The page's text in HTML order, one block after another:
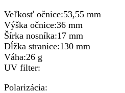
Veľkosť očnice:53,55 mm
Výška očnice:36 mm
Šírka nosníka:17 mm
Dĺžka stranice:130 mm
Váha:26 g
UV filter:
Polarizácia: